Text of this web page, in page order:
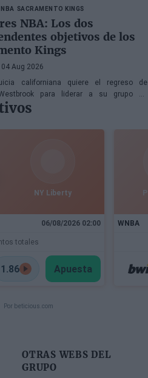
SACRAMENTO KINGS
NBA: Los dos
objetivos de los
Kings
04 Aug 2026
californiana quiere el regreso de
para liderar a su grupo de
que también suena Victor Oladipo
NY Liberty
06/08/2026 02:00
totales
1.86 Apuesta
WNBA
Por beticious.com
OTRAS WEBS DEL
GRUPO